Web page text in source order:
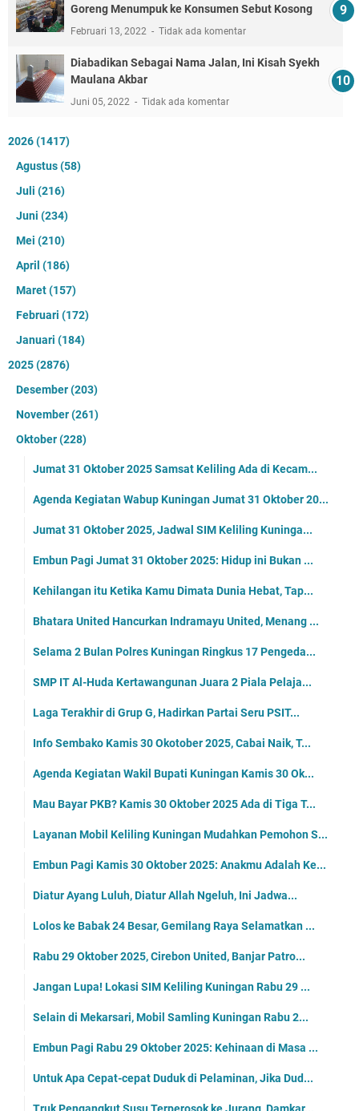
Goreng Menumpuk ke Konsumen Sebut Kosong
Februari 13, 2022 Tidak ada komentar
Diabadikan Sebagai Nama Jalan, Ini Kisah Syekh
Maulana Akbar
Juni 05, 2022 Tidak ada komentar
2026(1417)
Agustus(58)
Juli (216)
Juni (234)
Mei (210)
April (186)
Maret(157)
Februari (172)
Januari (184)
2025(2876)
Desember(203)
November(261)
Oktober(228)
Jumat 31 Oktober 2025 Samsat Keliling Ada di Kecam...
Agenda Kegiatan Wabup Kuningan Jumat 31 Oktober 20...
Jumat 31 Oktober 2025, Jadwal SIM Keliling Kuninga...
Embun Pagi Jumat 31 Oktober 2025: Hidup ini Bukan ...
Kehilangan itu Ketika Kamu Dimata Dunia Hebat, Tap...
Bhatara United Hancurkan Indramayu United, Menang ...
Selama 2 Bulan Polres Kuningan Ringkus 17 Pengeda...
SMP IT Al-Huda Kertawangunan Juara 2 Piala Pelaja...
Laga Terakhir di Grup G, Hadirkan Partai Seru PSIT...
Info Sembako Kamis 30 Okotober 2025, Cabai Naik, T...
Agenda Kegiatan Wakil Bupati Kuningan Kamis 30 Ok...
Mau Bayar PKB? Kamis 30 Oktober 2025 Ada di Tiga T...
Layanan Mobil Keliling Kuningan Mudahkan Pemohon S...
Embun Pagi Kamis 30 Oktober 2025: Anakmu Adalah Ke...
Diatur Ayang Luluh, Diatur Allah Ngeluh, Ini Jadwa...
Lolos ke Babak 24 Besar, Gemilang Raya Selamatkan ...
Rabu 29 Oktober 2025, Cirebon United, Banjar Patro...
Jangan Lupa! Lokasi SIM Keliling Kuningan Rabu 29 ...
Selain di Mekarsari, Mobil Samling Kuningan Rabu 2...
Embun Pagi Rabu 29 Oktober 2025: Kehinaan di Masa ...
Untuk Apa Cepat-cepat Duduk di Pelaminan, Jika Dud...